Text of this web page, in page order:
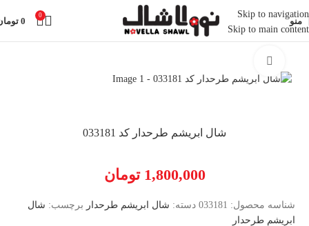
Skip to navigation
Skip to main content
منو
0
0
خانه شال شال ابریشم طرحدار
شال ابریشم طرحدار کد 033181
1,800,000 تومان
شناسه محصول: 033181 دسته: شال ابریشم طرحدار برچسب: شال
ابریشم طرحدار